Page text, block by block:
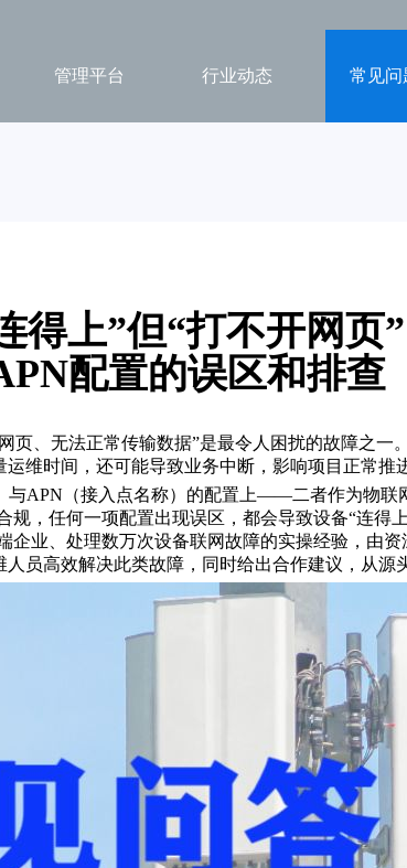
管理平台 行业动态 常见问
得上”但“打不开网
配置的误区和排查
页、无法正常传输数据”是最令人困扰的故障之一
维时间，还可能导致业务中断，影响项目正常推
APN（接入点名称）的配置上——二者作为物联
规，任何一项配置出现误区，都会导致设备“连得
企业、处理数万次设备联网故障的实操经验，由
员高效解决此类故障，同时给出合作建议，从源